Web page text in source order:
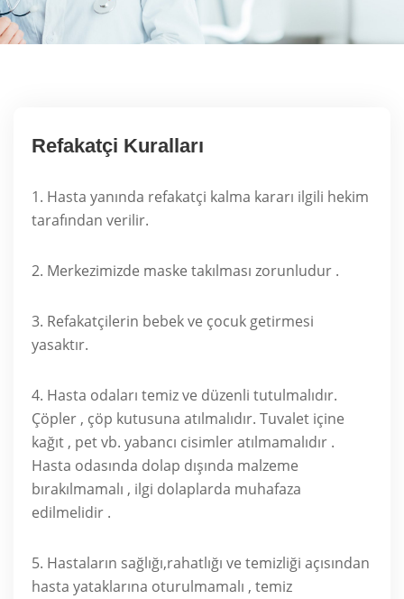
Refakatçi Kuralları
1. Hasta yanında refakatçi kalma kararı ilgili hekim
tarafından verilir.
2. Merkezimizde maske takılması zorunludur .
3. Refakatçilerin bebek ve çocuk getirmesi
yasaktır.
4. Hasta odaları temiz ve düzenli tutulmalıdır.
Çöpler , çöp kutusuna atılmalıdır. Tuvalet içine
kağıt , pet vb. yabancı cisimler atılmamalıdır .
Hasta odasında dolap dışında malzeme
bırakılmamalı , ilgi dolaplarda muhafaza
edilmelidir .
5. Hastaların sağlığı,rahatlığı ve temizliği açısından
hasta yataklarına oturulmamalı , temiz